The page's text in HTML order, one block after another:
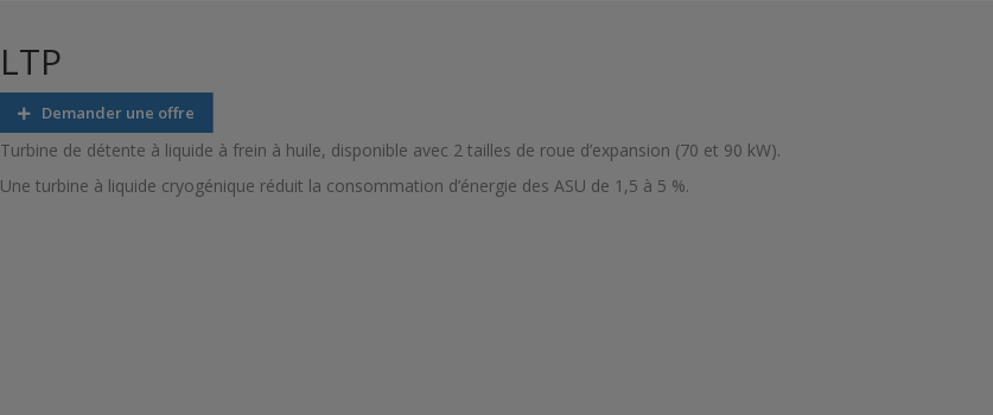
LTP
Demander une offre
Turbine de détente à liquide à frein à huile, disponible avec 2 tailles de roue d’expansion (70 et 90 kW).
Une turbine à liquide cryogénique réduit la consommation d’énergie des ASU de 1,5 à 5 %.